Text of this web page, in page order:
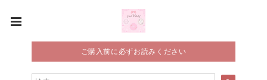
ご購入前に必ずお読みください